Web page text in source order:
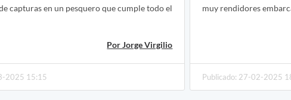
capturas en un pesquero que cumple todo el
Por Jorge Virgilio
2025 15:15
muy rendidores
Publicado: 27-02-2025